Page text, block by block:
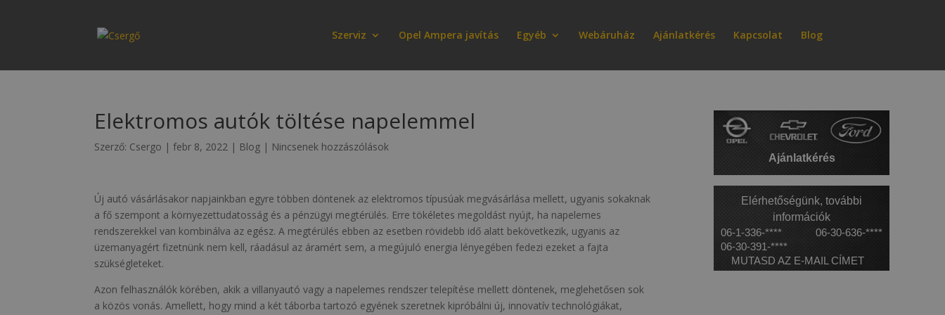
Szerviz Opel Ampera javítás Egyéb Webáruház Ajánlatkérés Kapcsolat Blog
Elektromos autók töltése napelemmel
Szerző: Csergo |febr 8, 2022 | Blog | Nincsenek hozzászólások
Új autó vásárlásakor napjainkban egyre többen döntenek az elektromos típusúak megvásárlása mellett, ugyanis sokaknak
a fő szempont a környezettudatosság és a pénzügyi megtérülés. Erre tökéletes megoldást nyújt, ha napelemes
rendszerekkel van kombinálva az egész. A megtérülés ebben az esetben rövidebb idő alatt bekövetkezik, ugyanis az
üzemanyagért fizetnünk nem kell, ráadásul az áramért sem, a megújuló energia lényegében fedezi ezeket a fajta
szükségleteket.
Azon felhasználók körében, akik a villanyautó vagy a napelemes rendszer telepítése mellett döntenek, meglehetősen sok
a közös vonás. Amellett, hogy mind a két táborba tartozó egyének szeretnek kipróbálni új, innovatív technológiákat,
Ajánlatkérés
Elérhetőségünk, további
információk
06-1-336-****
06-30-636-****
06-30-391-****
MUTASD AZ E-MAIL CÍMET